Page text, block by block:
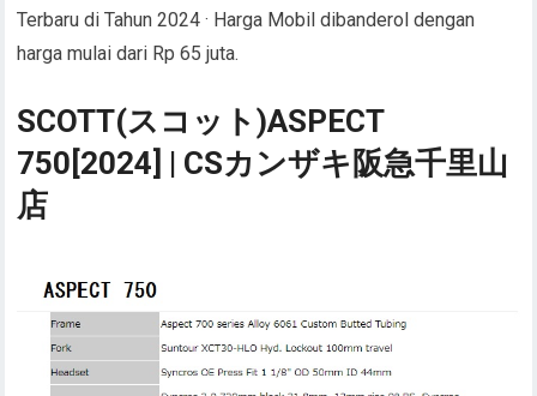
Terbaru di Tahun 2024 · Harga Mobil dibanderol dengan
harga mulai dari Rp 65 juta.
SCOTT(スコット)ASPECT
750[2024] | CSカンザキ阪急千里山
店